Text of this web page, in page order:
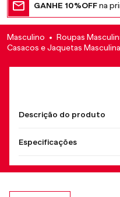
GANHE 10%OFFna
Masculino
Roupas
Casacos e Jaquetas
Descrição do produto
Especificações